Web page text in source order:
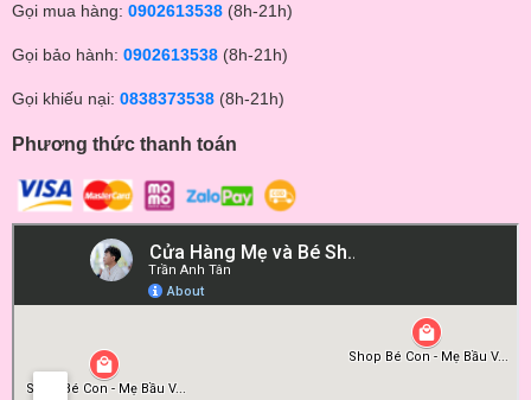
Gọi mua hàng: 0902613538 (8h-21h)
Gọi bảo hành: 0902613538 (8h-21h)
Gọi khiếu nại: 0838373538 (8h-21h)
Phương thức thanh toán